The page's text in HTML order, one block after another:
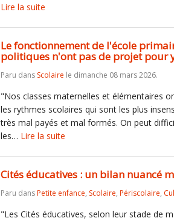
Lire la suite
Le fonctionnement de l'école
politiques n'ont pas de projet pour
Paru dans Scolaire le dimanche 08 mars 2026.
"Nos classes maternelles et élémentaires
les rythmes scolaires qui sont les plus
très mal payés et mal formés. On peut
les… Lire la suite
Cités éducatives : un bilan nuancé
Paru dansPetite enfance, Scolaire, Périscolaire,
"Les Cités éducatives, selon leur stade de